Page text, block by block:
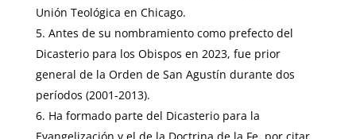
Unión Teológica en Chicago.
Antes de su nombramiento como prefecto del
Dicasterio para los Obispos en 2023, fue prior
general de la Orden de San Agustín durante dos
períodos (2001-2013).
Ha formado parte del Dicasterio para la
Evangelización y el de la Doctrina de la Fe, por citar